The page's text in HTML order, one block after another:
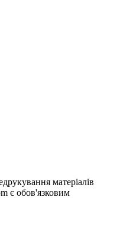
матеріалів
є обов'язковим